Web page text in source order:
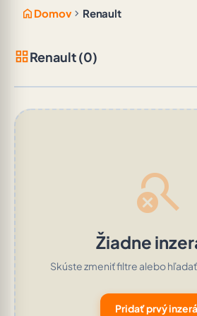
home Domov chevron_right Renault
grid_viewRenault (0)
search_off
Žiadne
Skúste zmeniť filtre alebo
Pridať prvý